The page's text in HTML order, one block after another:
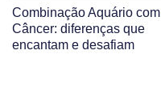
Combinação Aquário com
Câncer: diferenças que
encantam e desafiam